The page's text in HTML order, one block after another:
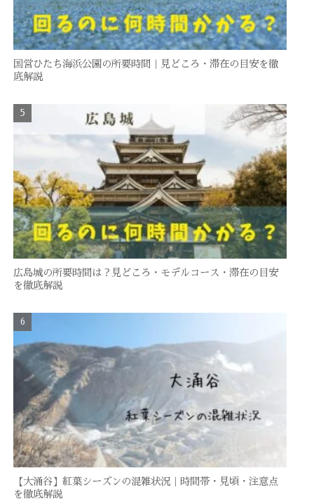
国営ひたち海浜公園の所要時間｜見どころ・滞在の目安を徹
底解説
広島城の所要時間は？見どころ・モデルコース・滞在の目安
を徹底解説
【大涌谷】紅葉シーズンの混雑状況｜時間帯・見頃・注意点
を徹底解説